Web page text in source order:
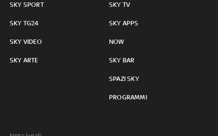
SKY SPORT
SKY TG24
SKY VIDEO
SKY ARTE
SKY TV
SKY APPS
NOW
SKY BAR
SPAZI SKY
PROGRAMMI